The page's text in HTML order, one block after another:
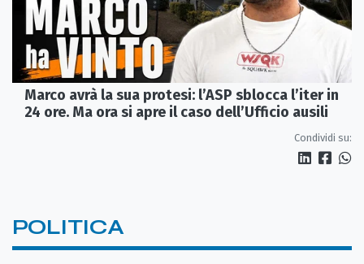
Marco avrà la sua protesi: l’ASP sblocca l’iter in
24 ore. Ma ora si apre il caso dell’Ufficio ausili
Condividi su:
POLITICA